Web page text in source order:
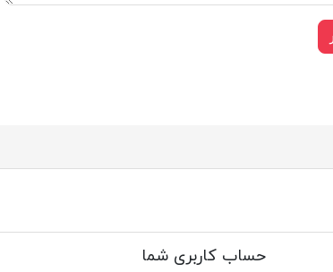
حساب کاربری شما